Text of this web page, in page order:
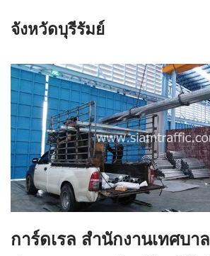
จังหวัดบุรีรัมย์
การ์ดเรล สำนักงานเทศบา